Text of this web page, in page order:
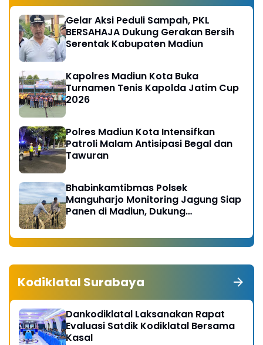
Gelar Aksi Peduli Sampah, PKL
BERSAHAJA Dukung Gerakan Bersih
Serentak Kabupaten Madiun
Kapolres Madiun Kota Buka
Turnamen Tenis Kapolda Jatim Cup
2026
Polres Madiun Kota Intensifkan
Patroli Malam Antisipasi Begal dan
Tawuran
Bhabinkamtibmas Polsek
Manguharjo Monitoring Jagung Siap
Panen di Madiun, Dukung
Kodiklatal Surabaya
Dankodiklatal Laksanakan Rapat
Evaluasi Satdik Kodiklatal Bersama
Kasal